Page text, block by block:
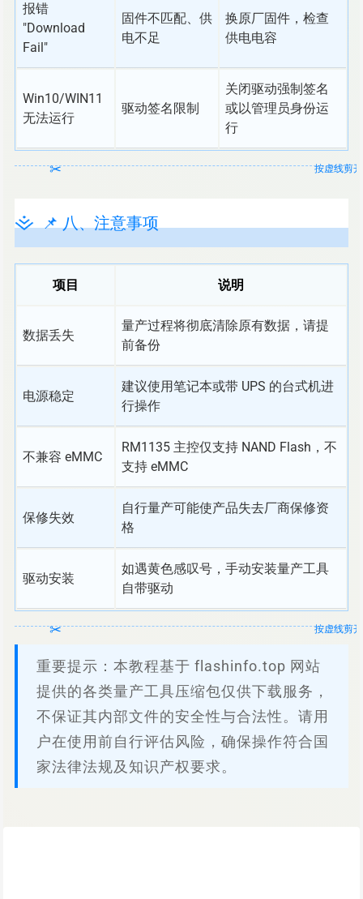
报错
"Download
Fail"
固件不匹配、供
电不足
换原厂固件，检查
供电电容
Win10/WIN11
无法运行
驱动签名限制
关闭驱动强制签名
或以管理员身份运
行
📌 八、注意事项
项目 说明
数据丢失
量产过程将彻底清除原有数据，请提
前备份
电源稳定
建议使用笔记本或带 UPS 的台式机进
行操作
不兼容 eMMC
RM1135 主控仅支持 NAND Flash，不
支持 eMMC
保修失效
自行量产可能使产品失去厂商保修资
格
驱动安装
如遇黄色感叹号，手动安装量产工具
自带驱动
重要提示：本教程基于 flashinfo.top 网站
提供的各类量产工具压缩包仅供下载服务，
不保证其内部文件的安全性与合法性。请用
户在使用前自行评估风险，确保操作符合国
家法律法规及知识产权要求。